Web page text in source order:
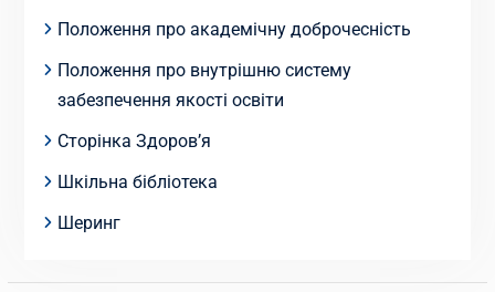
Положення про академічну доброчесність
Положення про внутрішню систему
забезпечення якості освіти
Сторінка Здоров’я
Шкільна бібліотека
Шеринг